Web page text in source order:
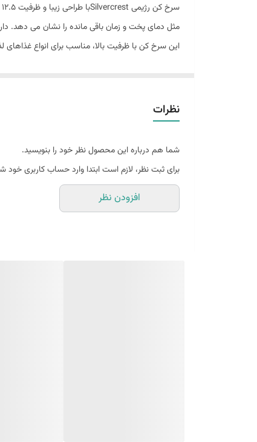
این سرخ کن با ظرفیت بالا، مناسب برای انواع
کنید، این دستگاه همه کاره پخت همه چیز را به
پخش لوازم خانگی رزمی 09173210756
نظرات
شما هم درباره این محصول نظر خود را بنویسید.
برای ثبت نظر، لازم است ابتدا وارد حساب کاربری خود
افزودن نظر